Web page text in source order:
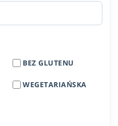
BEZ GLUTENU
WEGETARIAŃSKA